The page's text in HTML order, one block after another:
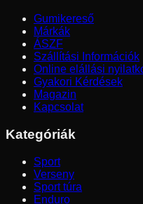
Gumikereső
Márkák
ÁSZF
Szállítási Információk
Online elállási
Gyakori Kérdések
Magazin
Kapcsolat
Kategóriák
Sport
Verseny
Sport túra
Enduro